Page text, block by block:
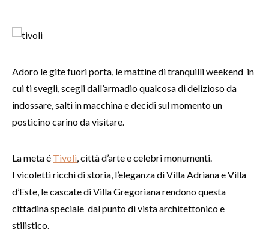
Adoro le gite fuori porta, le mattine di tranquilli weekend in
cui ti svegli, scegli dall’armadio qualcosa di delizioso da
indossare, salti in macchina e decidi sul momento un
posticino carino da visitare.
La meta é Tivoli , città d’arte e celebri monumenti.
I vicoletti ricchi di storia, l’eleganza di Villa Adriana e Villa
d’Este, le cascate di Villa Gregoriana rendono questa
cittadina speciale dal punto di vista architettonico e
stilistico.